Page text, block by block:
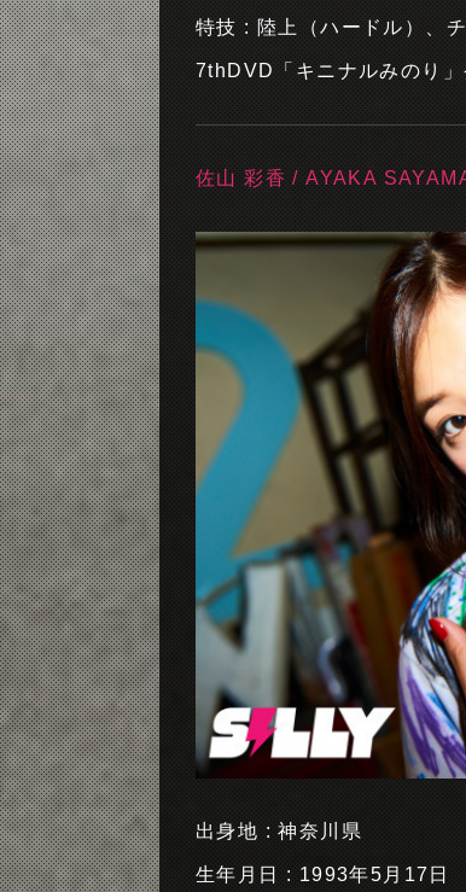
特技 : 陸上（ハードル）、
7thDVD「キニナルみのり」
佐山 彩香 / AYAKA
出身地 : 神奈川県
生年月日 : 1993年5月17日